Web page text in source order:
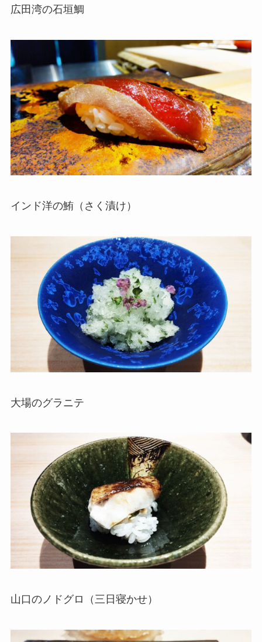
広田湾の石垣鯛
インド洋の鮪（さく漬け）
大場のグラニテ
山口のノドグロ（三日寝かせ）